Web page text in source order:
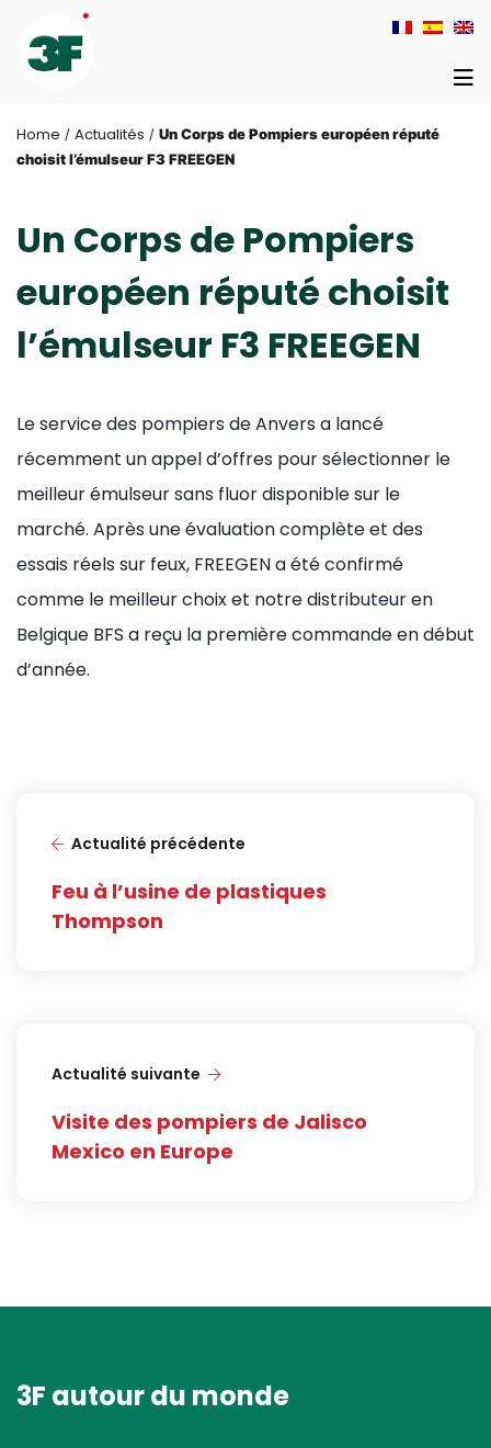
Home / Actualités / Un Corps de Pompiers européen réputé
choisit l’émulseur F3 FREEGEN
Un Corps de Pompiers
européen réputé choisit
l’émulseur F3 FREEGEN
Le service des pompiers de Anvers a lancé
récemment un appel d’offres pour sélectionner le
meilleur émulseur sans fluor disponible sur le
marché. Après une évaluation complète et des
essais réels sur feux, FREEGEN a été confirmé
comme le meilleur choix et notre distributeur en
Belgique BFS a reçu la première commande en début
d’année.
Actualité précédente
Feu à l’usine de plastiques
Thompson
Actualité suivante
Visite des pompiers de Jalisco
Mexico en Europe
3F autour du monde